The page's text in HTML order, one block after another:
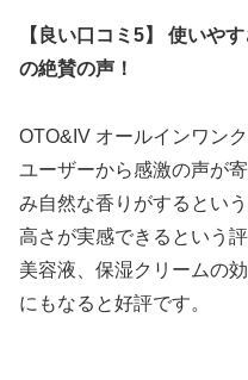
【良い口コミ5】 使いや
の絶賛の声！
OTO&IV オールインワン
ユーザーから感激の声が
み自然な香りがするとい
高さが実感できるという
美容液、保湿クリームの
にもなると好評です。